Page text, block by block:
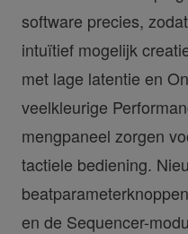
software precies,
intuïtief mogelijk
met lage latentie en
veelkleurige
mengpaneel zorgen
tactiele bediening.
en de Sequencer-